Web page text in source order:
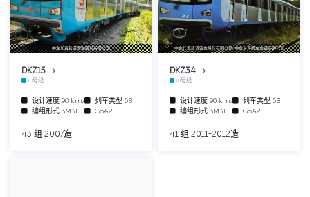
中车长春轨道客车股份有限公司
DKZ15
10号线
设计速度 90 km/h 列车类型 6B
编组形式 3M3T GoA2
43 组 2007造
中车长春轨道客车股份有限公司/中车大连机车车辆有限公司
DKZ34
10号线
设计速度 90 km/h 列车类型 6B
编组形式 3M3T GoA2
41 组 2011-2012造